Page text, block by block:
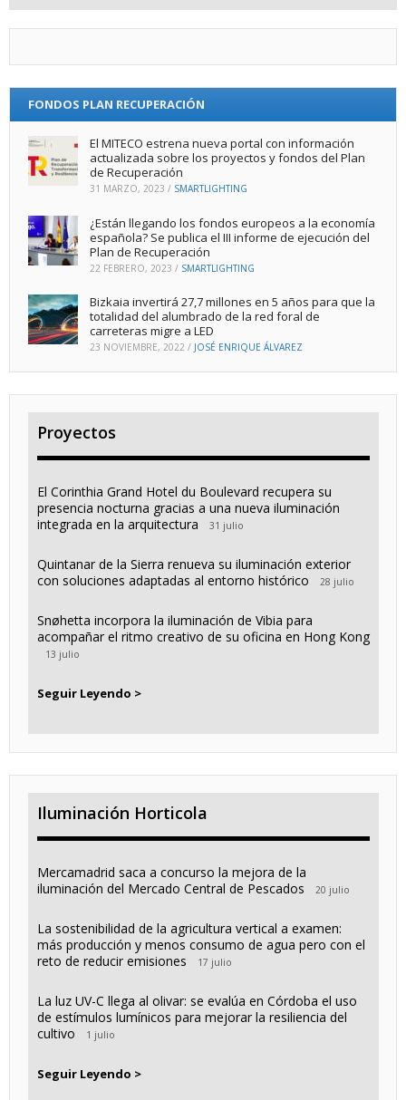
FONDOS PLAN RECUPERACIÓN
El MITECO estrena nueva portal con información
actualizada sobre los proyectos y fondos del Plan
de Recuperación
31 MARZO, 2023 / SMARTLIGHTING
¿Están llegando los fondos europeos a la economía
española? Se publica el III informe de ejecución del
Plan de Recuperación
22 FEBRERO, 2023 / SMARTLIGHTING
Bizkaia invertirá 27,7 millones en 5 años para que la
totalidad del alumbrado de la red foral de
carreteras migre a LED
23 NOVIEMBRE, 2022 / JOSÉ ENRIQUE ÁLVAREZ
Proyectos
El Corinthia Grand Hotel du Boulevard recupera su
presencia nocturna gracias a una nueva iluminación
integrada en la arquitectura
31 julio
Quintanar de la Sierra renueva su iluminación exterior
con soluciones adaptadas al entorno histórico
28 julio
Snøhetta incorpora la iluminación de Vibia para
acompañar el ritmo creativo de su oficina en Hong Kong
13 julio
Seguir Leyendo >
Iluminación Horticola
Mercamadrid saca a concurso la mejora de la
iluminación del Mercado Central de Pescados
20 julio
La sostenibilidad de la agricultura vertical a examen:
más producción y menos consumo de agua pero con el
reto de reducir emisiones
17 julio
La luz UV-C llega al olivar: se evalúa en Córdoba el uso
de estímulos lumínicos para mejorar la resiliencia del
cultivo
1 julio
Seguir Leyendo >